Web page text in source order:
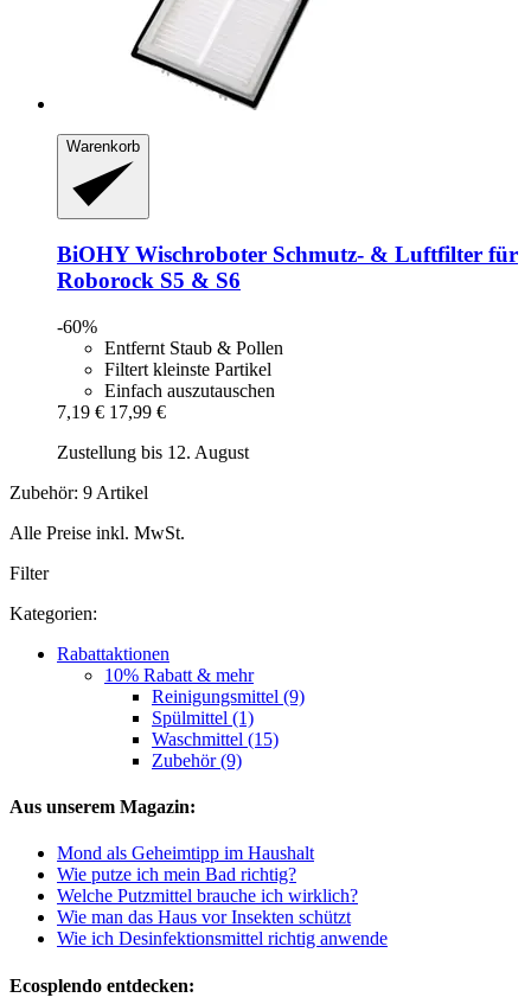
Warenkorb
BiOHYWischroboter Schmutz-​ & Luftfilter für
Roborock S5 & S6
-60%
Entfernt Staub & Pollen
Filtert kleinste Partikel
Einfach auszutauschen
7,19 € 17,99 €
Zustellung bis 12. August
Zubehör: 9 Artikel
Alle Preise inkl. MwSt.
Filter
Kategorien:
Rabattaktionen
10% Rabatt & mehr
Reinigungsmittel (9)
Spülmittel (1)
Waschmittel (15)
Zubehör (9)
Aus unserem Magazin:
Mond als Geheimtipp im Haushalt
Wie putze ich mein Bad richtig?
Welche Putzmittel brauche ich wirklich?
Wie man das Haus vor Insekten schützt
Wie ich Desinfektionsmittel richtig anwende
Ecosplendo entdecken: